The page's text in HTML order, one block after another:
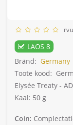
LAOS 8
Bränd: Germany
Toote kood:
Elysée Treaty -
Kaal: 50 g
Coin: